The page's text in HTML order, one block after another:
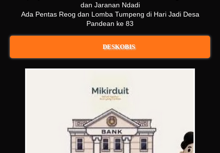
dan Jaranan Ndadi
Ada Pentas Reog dan Lomba Tumpeng di Hari Jadi Desa
Pandean ke 83
DESKOBIS